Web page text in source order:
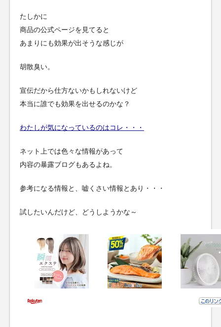
たしかに
商品の公式ページを見てると
あまりにも効果が出そうな感じが
胡散臭い。
宣伝だから仕方ないかもしれないけど
本当に誰でも効果を出せるのかな？
わたしが気になっているのはコレ・・・
ネット上では色々な情報があって
内容の暴露ブログもあるよね。
参考になる情報と、嘘くさい情報とあり・・・
試したいんだけど、どうしようかな～